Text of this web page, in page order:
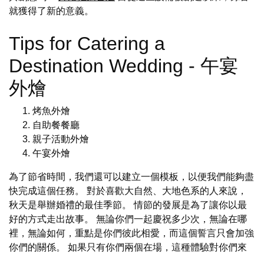
就獲得了新的意義。
Tips for Catering a
Destination Wedding - 午宴
外燴
烤魚外燴
自助餐餐廳
親子活動外燴
午宴外燴
為了節省時間，我們還可以建立一個模板，以便我們能夠盡
快完成這個任務。 對於喜歡大自然、大地色系的人來說，
秋天是舉辦婚禮的最佳季節。 情節的發展是為了讓你以最
好的方式走出故事。 無論你們一起慶祝多少次，無論在哪
裡，無論如何，重點是你們彼此相愛，而這個誓言只會加強
你們的關係。 如果只有你們兩個在場，這種體驗對你們來